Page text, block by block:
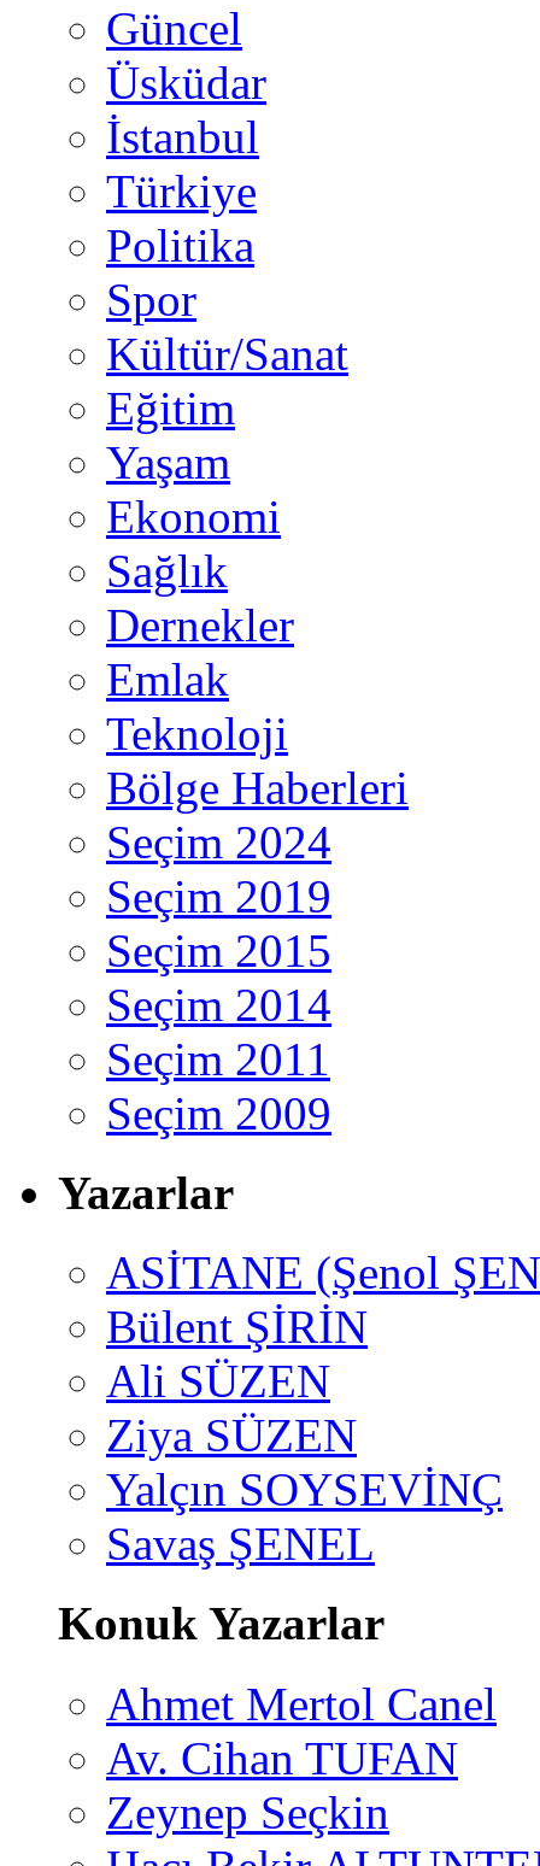
Güncel
Üsküdar
İstanbul
Türkiye
Politika
Spor
Kültür/Sanat
Eğitim
Yaşam
Ekonomi
Sağlık
Dernekler
Emlak
Teknoloji
Bölge Haberleri
Seçim 2024
Seçim 2019
Seçim 2015
Seçim 2014
Seçim 2011
Seçim 2009
Yazarlar
ASİTANE (Şenol
Bülent ŞİRİN
Ali SÜZEN
Ziya SÜZEN
Yalçın SOYSEVİNÇ
Savaş ŞENEL
Konuk Yazarlar
Ahmet Mertol Canel
Av. Cihan TUFAN
Zeynep Seçkin